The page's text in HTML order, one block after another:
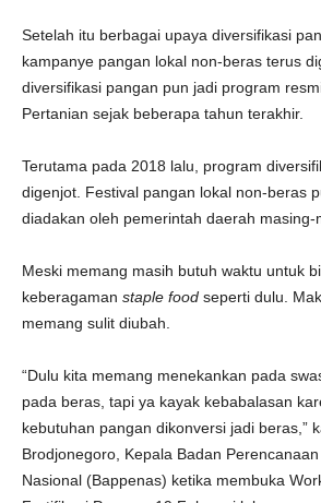
Setelah itu berbagai upaya diversifikasi
kampanye pangan lokal non-beras terus
diversifikasi pangan pun jadi program
Pertanian sejak beberapa tahun terakhir.
Terutama pada 2018 lalu, program
digenjot. Festival pangan lokal non-beras
diadakan oleh pemerintah daerah masing-
Meski memang masih butuh waktu untuk
keberagaman staple food seperti dulu.
memang sulit diubah.
“Dulu kita memang menekankan pada
pada beras, tapi ya kayak kebabalasan
kebutuhan pangan dikonversi jadi beras,”
Brodjonegoro, Kepala Badan
Nasional (Bappenas) ketika membuka